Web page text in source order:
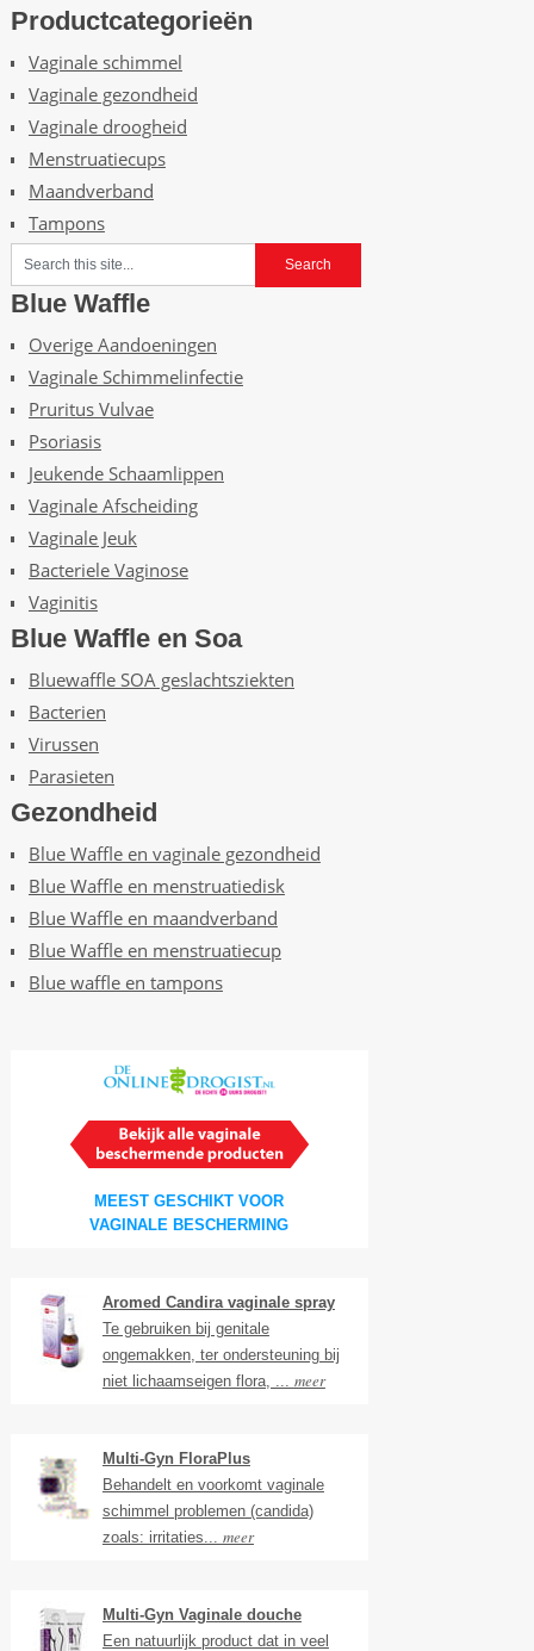
Productcategorieën
Vaginale schimmel
Vaginale gezondheid
Vaginale droogheid
Menstruatiecups
Maandverband
Tampons
Blue Waffle
Overige Aandoeningen
Vaginale Schimmelinfectie
Pruritus Vulvae
Psoriasis
Jeukende Schaamlippen
Vaginale Afscheiding
Vaginale Jeuk
Bacteriele Vaginose
Vaginitis
Blue Waffle en Soa
Bluewaffle SOA geslachtsziekten
Bacterien
Virussen
Parasieten
Gezondheid
Blue Waffle en vaginale gezondheid
Blue Waffle en menstruatiedisk
Blue Waffle en maandverband
Blue Waffle en menstruatiecup
Blue waffle en tampons
MEEST GESCHIKT VOOR
VAGINALE BESCHERMING
Aromed Candira vaginale spray
Te gebruiken bij genitale
ongemakken, ter ondersteuning bij
niet lichaamseigen flora, ... meer
Multi-Gyn FloraPlus
Behandelt en voorkomt vaginale
schimmel problemen (candida)
zoals: irritaties... meer
Multi-Gyn Vaginale douche
Een natuurlijk product dat in veel